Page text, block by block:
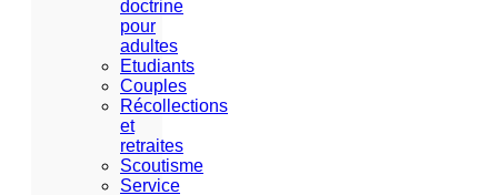
doctrine
pour
adultes
Etudiants
Couples
Récollections
et
retraites
Scoutisme
Service